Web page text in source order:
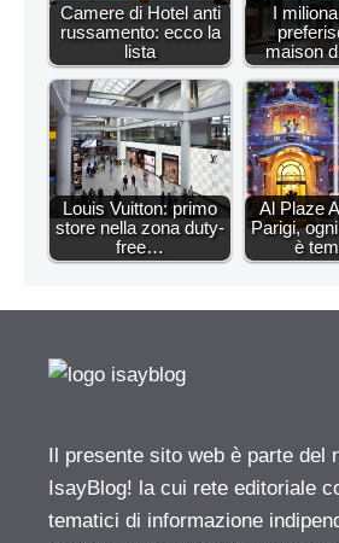
Camere di Hotel anti
russamento: ecco la
lista
I
maison
Louis Vuitton: primo
store nella zona duty-
free…
Al Plaze
Parigi,
è
Il presente sito web è parte del
IsayBlog! la cui rete editoriale
tematici di informazione